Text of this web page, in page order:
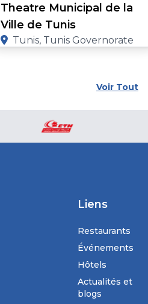
Theatre Municipal de la
Ville de Tunis
Tunis, Tunis Governorate
Voir Tout
Liens
Restaurants
Événements
Hôtels
Actualités et
blogs